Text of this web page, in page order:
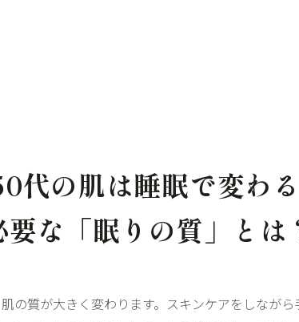
代の肌は睡眠で変わ
な「眠りの質」とは
の質が大きく変わります。スキンケアをしなが